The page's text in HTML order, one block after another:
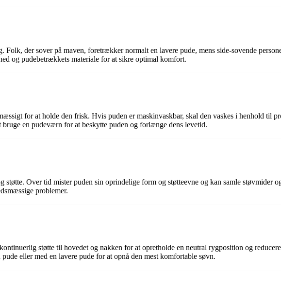
der sover på maven, foretrækker normalt en lavere pude, mens side-sovende
og pudebetrækkets materiale for at sikre optimal komfort.
for at holde den frisk. Hvis puden er maskinvaskbar, skal den vaskes i henhold til
bruge en pudeværn for at beskytte puden og forlænge dens levetid.
Over tid mister puden sin oprindelige form og støtteevne og kan samle støvmider
problemer.
støtte til hovedet og nakken for at opretholde en neutral rygposition og
eller med en lavere pude for at opnå den mest komfortable søvn.